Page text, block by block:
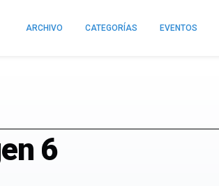
ARCHIVO CATEGORÍAS EVENTOS
6